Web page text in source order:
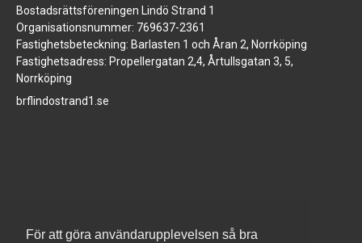
För att göra användarupplevelsen så bra
Bostadsrättsföreningen Lindö Strand 1
Organisationsnummer: 769637-2361
Fastighetsbeteckning: Barlasten 1 och Åran 2, Norrköping
Fastighetsadress: Propellergatan 2,4, Årtullsgatan 3, 5,
Norrköping
brflindostrand1.se
www.jm.se